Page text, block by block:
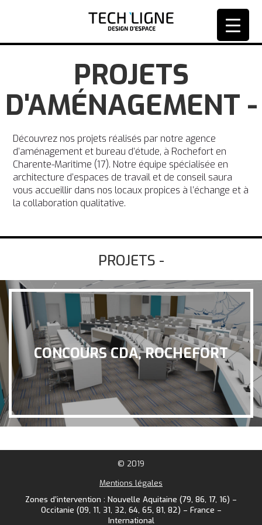
PROJETS
D'AMÉNAGEMENT -
Découvrez nos projets réalisés par notre agence
d’aménagement et bureau d’étude, à Rochefort en
Charente-Maritime (17). Notre équipe spécialisée en
architecture d’espaces de travail et de conseil saura
vous accueillir dans nos locaux propices à l’échange et à
la collaboration qualitative.
PROJETS -
CONCOURS CDA, ROCHEFORT
© 2019
Mentions légales
Zones d’intervention : Nouvelle Aquitaine (79, 86, 17, 16) –
Occitanie (09, 11, 31, 32, 64, 65, 81, 82) – France –
International